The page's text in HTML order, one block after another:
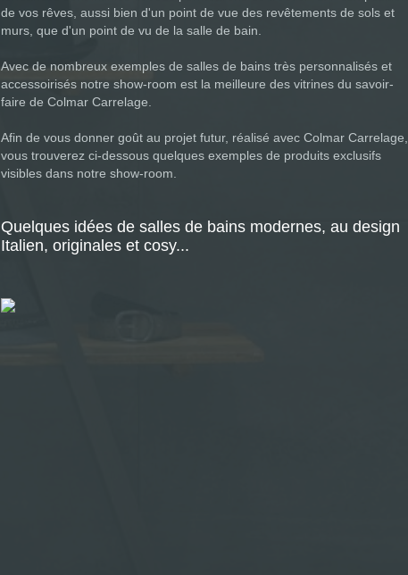
de vos rêves, aussi bien d'un point de vue des revêtements de sols et
murs, que d'un point de vu de la salle de bain.
Avec de nombreux exemples de salles de bains très personnalisés et
accessoirisés notre show-room est la meilleure des vitrines du savoir-
faire de Colmar Carrelage.
Afin de vous donner goût au projet futur, réalisé avec Colmar Carrelage,
vous trouverez ci-dessous quelques exemples de produits exclusifs
visibles dans notre show-room.
Quelques idées de salles de bains modernes, au design
Italien, originales et cosy...